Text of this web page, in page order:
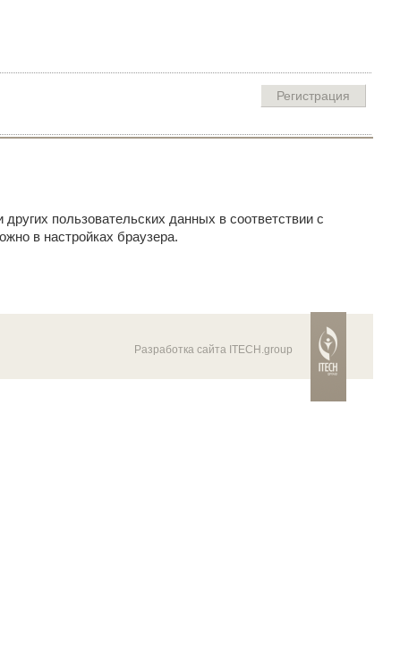
пользовательских данных в соответствии с
в настройках браузера.
Разработка сайта ITECH.group